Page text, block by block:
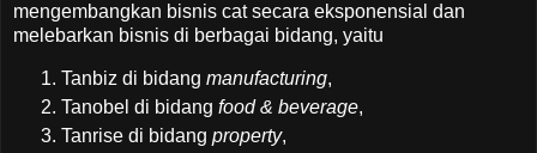
mengembangkan bisnis cat secara eksponensial dan
melebarkan bisnis di berbagai bidang, yaitu
Tanbiz di bidang manufacturing,
Tanobel di bidang food & beverage,
Tanrise di bidang property,